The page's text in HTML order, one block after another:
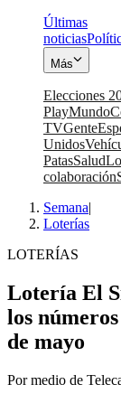
Últimas
noticias
Más
Elecciones
PlayMundo
TVGente
Unidos
PatasSalud
colaboración
Semana|
Loterías
LOTERÍAS
Lotería El
los
de mayo
Por medio de